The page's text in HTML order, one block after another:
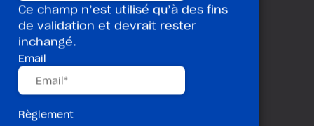
Ce champ n’est utilisé qu’à des fins
de validation et devrait rester
inchangé.
Email
Règlement